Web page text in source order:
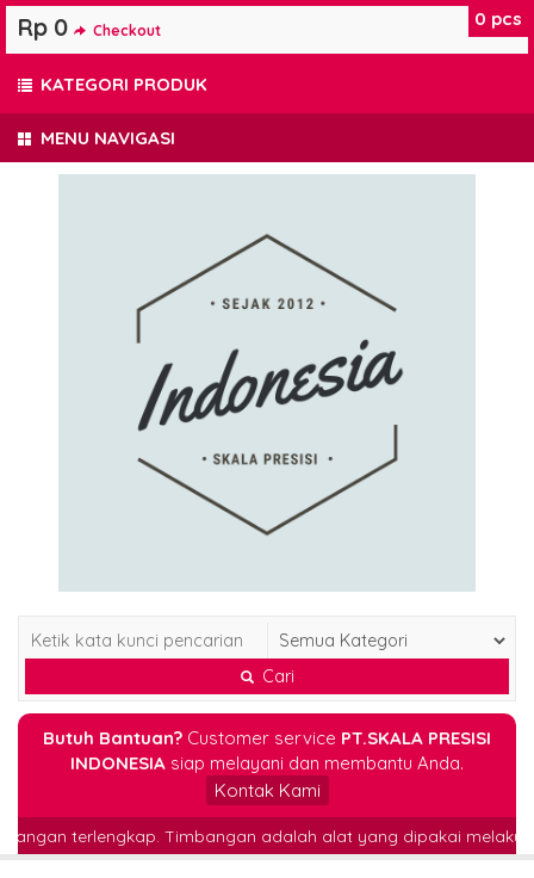
MENU NAVIGASI
Cari
Butuh Bantuan? Customer service PT.SKALA PRESISI
INDONESIA siap melayani dan membantu Anda.
Kontak Kami
terlengkap. Timbangan adalah alat yang dipakai
0 pcs
Rp 0 Checkout
KATEGORI PRODUK